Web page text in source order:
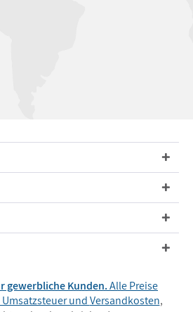
gewerbliche Kunden.Alle Preise
undVersandkosten,